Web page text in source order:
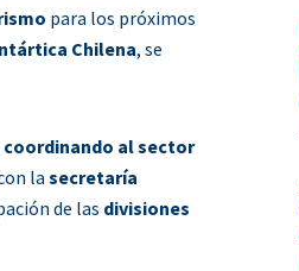
para los próximos
Chilena, se
coordinando al sector
lasecretaría
de las divisiones